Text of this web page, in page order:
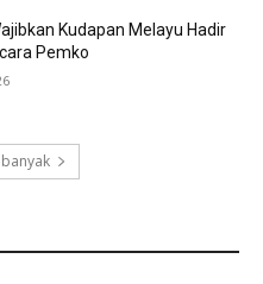
Kudapan Melayu Hadir
Pemko